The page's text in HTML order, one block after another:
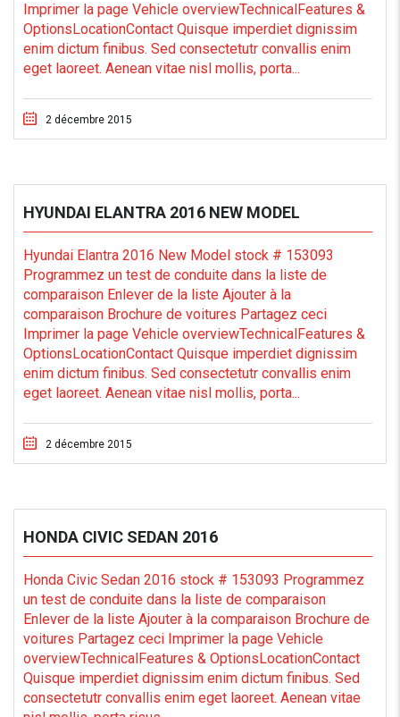
Imprimer la page Vehicle overviewTechnicalFeatures &
OptionsLocationContact Quisque imperdiet dignissim
enim dictum finibus. Sed consectetutr convallis enim
eget laoreet. Aenean vitae nisl mollis, porta...
2 décembre 2015
HYUNDAI ELANTRA 2016 NEW MODEL
Hyundai Elantra 2016 New Model stock # 153093
Programmez un test de conduite dans la liste de
comparaison Enlever de la liste Ajouter à la
comparaison Brochure de voitures Partagez ceci
Imprimer la page Vehicle overviewTechnicalFeatures &
OptionsLocationContact Quisque imperdiet dignissim
enim dictum finibus. Sed consectetutr convallis enim
eget laoreet. Aenean vitae nisl mollis, porta...
2 décembre 2015
HONDA CIVIC SEDAN 2016
Honda Civic Sedan 2016 stock # 153093 Programmez
un test de conduite dans la liste de comparaison
Enlever de la liste Ajouter à la comparaison Brochure de
voitures Partagez ceci Imprimer la page Vehicle
overviewTechnicalFeatures & OptionsLocationContact
Quisque imperdiet dignissim enim dictum finibus. Sed
consectetutr convallis enim eget laoreet. Aenean vitae